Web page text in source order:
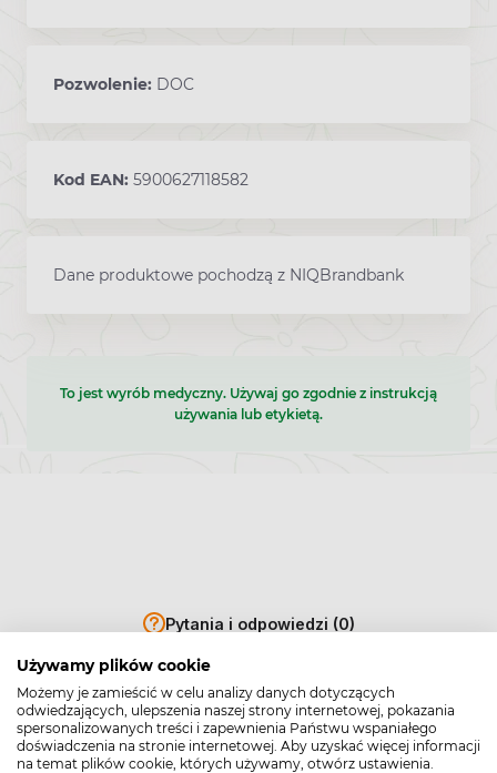
Używamy plików cookie
Możemy je zamieścić w celu analizy danych dotyczących
odwiedzających, ulepszenia naszej strony internetowej, pokazania
spersonalizowanych treści i zapewnienia Państwu wspaniałego
doświadczenia na stronie internetowej. Aby uzyskać więcej informacji
na temat plików cookie, których używamy, otwórz ustawienia.
Pozwolenie: DOC
Kod EAN: 5900627118582
Dane produktowe pochodzą z NIQBrandbank
To jest wyrób medyczny. Używaj go zgodnie z instrukcją
używania lub etykietą.
Pytania i odpowiedzi (0)